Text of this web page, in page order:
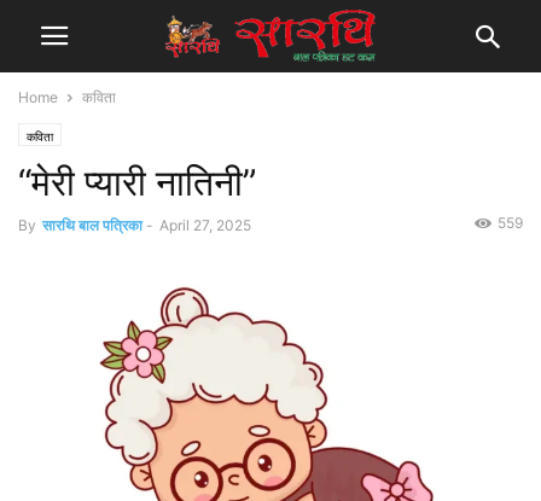
Home कविता
कविता
“मेरी प्यारी नातिनी”
By सारथि बाल पत्रिका - April 27, 2025 559